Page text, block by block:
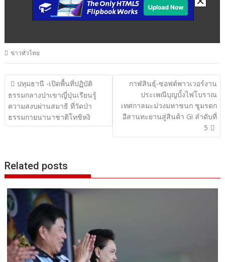
ข่าวทั่วไทย
แนะแนว
เรื่อง
ปทุมธานี -เปิดพื้นที่ปฏิบัติ
ธรรมกลางป่าเขาญี่ปุ่นเรียนรู้
ความสงบผ่านสมาธิ ที่วัดป่า
ธรรมกายนานาชาติโทชิหงิ
กาฬสินธุ์-ซอฟต์พาวเวอร์งาน
ประเพณีบุญบั้งไฟโบราณ
เทศกาลมะม่วงมหาชนก ชูมรดก
อีสานทะยานสู่สินค้า Gi ลำดับที่
5
Related posts